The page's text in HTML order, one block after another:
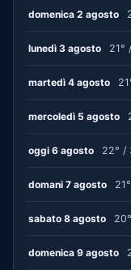
domenica 2 agosto
lunedì 3 agosto 21°
martedì 4 agosto
mercoledì 5 agosto
oggi 6 agosto 22° /
domani 7 agosto
sabato 8 agosto
domenica 9 agosto